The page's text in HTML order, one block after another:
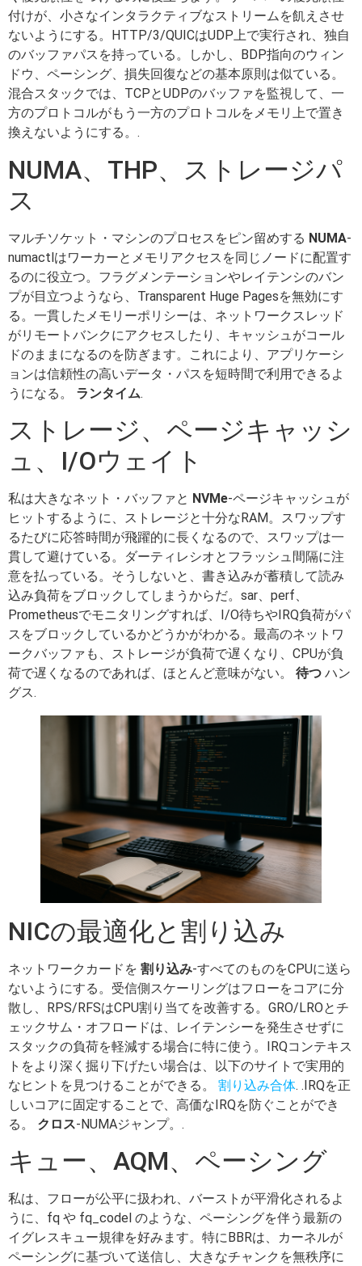
付けが、小さなインタラクティブなストリームを飢えさせ
ないようにする。HTTP/3/QUICはUDP上で実行され、独自
のバッファパスを持っている。しかし、BDP指向のウィン
ドウ、ペーシング、損失回復などの基本原則は似ている。
混合スタックでは、TCPとUDPのバッファを監視して、一
方のプロトコルがもう一方のプロトコルをメモリ上で置き
換えないようにする。.
NUMA、THP、ストレージパ
ス
マルチソケット・マシンのプロセスをピン留めする NUMA-
numactlはワーカーとメモリアクセスを同じノードに配置す
るのに役立つ。フラグメンテーションやレイテンシのバン
プが目立つようなら、Transparent Huge Pagesを無効にす
る。一貫したメモリーポリシーは、ネットワークスレッド
がリモートバンクにアクセスしたり、キャッシュがコール
ドのままになるのを防ぎます。これにより、アプリケーシ
ョンは信頼性の高いデータ・パスを短時間で利用できるよ
うになる。 ランタイム.
ストレージ、ページキャッシ
ュ、I/Oウェイト
私は大きなネット・バッファと NVMe-ページキャッシュが
ヒットするように、ストレージと十分なRAM。スワップす
るたびに応答時間が飛躍的に長くなるので、スワップは一
貫して避けている。ダーティレシオとフラッシュ間隔に注
意を払っている。そうしないと、書き込みが蓄積して読み
込み負荷をブロックしてしまうからだ。sar、perf、
Prometheusでモニタリングすれば、I/O待ちやIRQ負荷がパ
スをブロックしているかどうかがわかる。最高のネットワ
ークバッファも、ストレージが負荷で遅くなり、CPUが負
荷で遅くなるのであれば、ほとんど意味がない。 待つ ハン
グス.
NICの最適化と割り込み
ネットワークカードを 割り込み-すべてのものをCPUに送ら
ないようにする。受信側スケーリングはフローをコアに分
散し、RPS/RFSはCPU割り当てを改善する。GRO/LROとチ
ェックサム・オフロードは、レイテンシーを発生させずに
スタックの負荷を軽減する場合に特に使う。IRQコンテキス
トをより深く掘り下げたい場合は、以下のサイトで実用的
なヒントを見つけることができる。 割り込み合体. .IRQを正
しいコアに固定することで、高価なIRQを防ぐことができ
る。 クロス-NUMAジャンプ。.
キュー、AQM、ペーシング
私は、フローが公平に扱われ、バーストが平滑化されるよ
うに、fq や fq_codel のような、ペーシングを伴う最新の
イグレスキュー規律を好みます。特にBBRは、カーネルが
ペーシングに基づいて送信し、大きなチャンクを無秩序に